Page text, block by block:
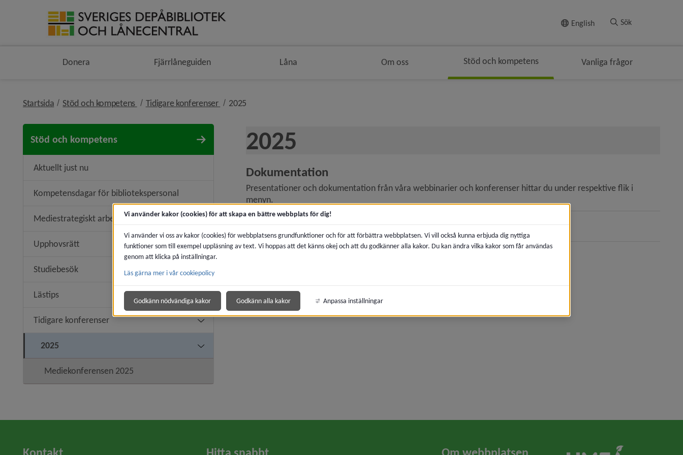
English Sök
Donera Fjärrlåneguiden Låna Om oss Stöd och kompetens Vanliga frågor
Startsida Stöd och kompetens nivå i brödsmulenavigeringen
Tidigare konferenser nivå i brödsmulenavigeringen
2025
Stöd och kompetens
Aktuellt just nu
Kompetensdagar för bibliotekspersonal
Mediestrategiskt arbete
Upphovsrätt
Studiebesök
Lästips
Tidigare konferenser Undermeny för Tidigare konferenser
2025 Undermeny för 2025
Mediekonferensen 2025
2025
Dokumentation
Presentationer och dokumentation från våra webbinarier och konferenser hittar du under respektive flik i
menyn.
Sidan uppdaterades2026-02-18 Dela
Vi använder kakor (cookies) för att skapa en bättre webbplats för dig!
Vi använder vi oss av kakor (cookies) för webbplatsens grundfunktioner och för att förbättra webbplatsen. Vi vill också kunna erbjuda dig nyttiga
funktioner som till exempel uppläsning av text. Vi hoppas att det känns okej och att du godkänner alla kakor. Du kan ändra vilka kakor som får användas
genom att klicka på inställningar.
Läs gärna mer i vår cookiepolicy
Godkänn nödvändiga kakor Godkänn alla kakor Anpassa inställningar